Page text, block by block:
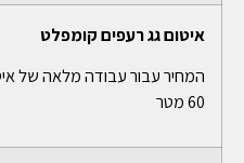
איטום גג רעפים קומפלט
המחיר עבור עבודה מלאה של
60 מטר